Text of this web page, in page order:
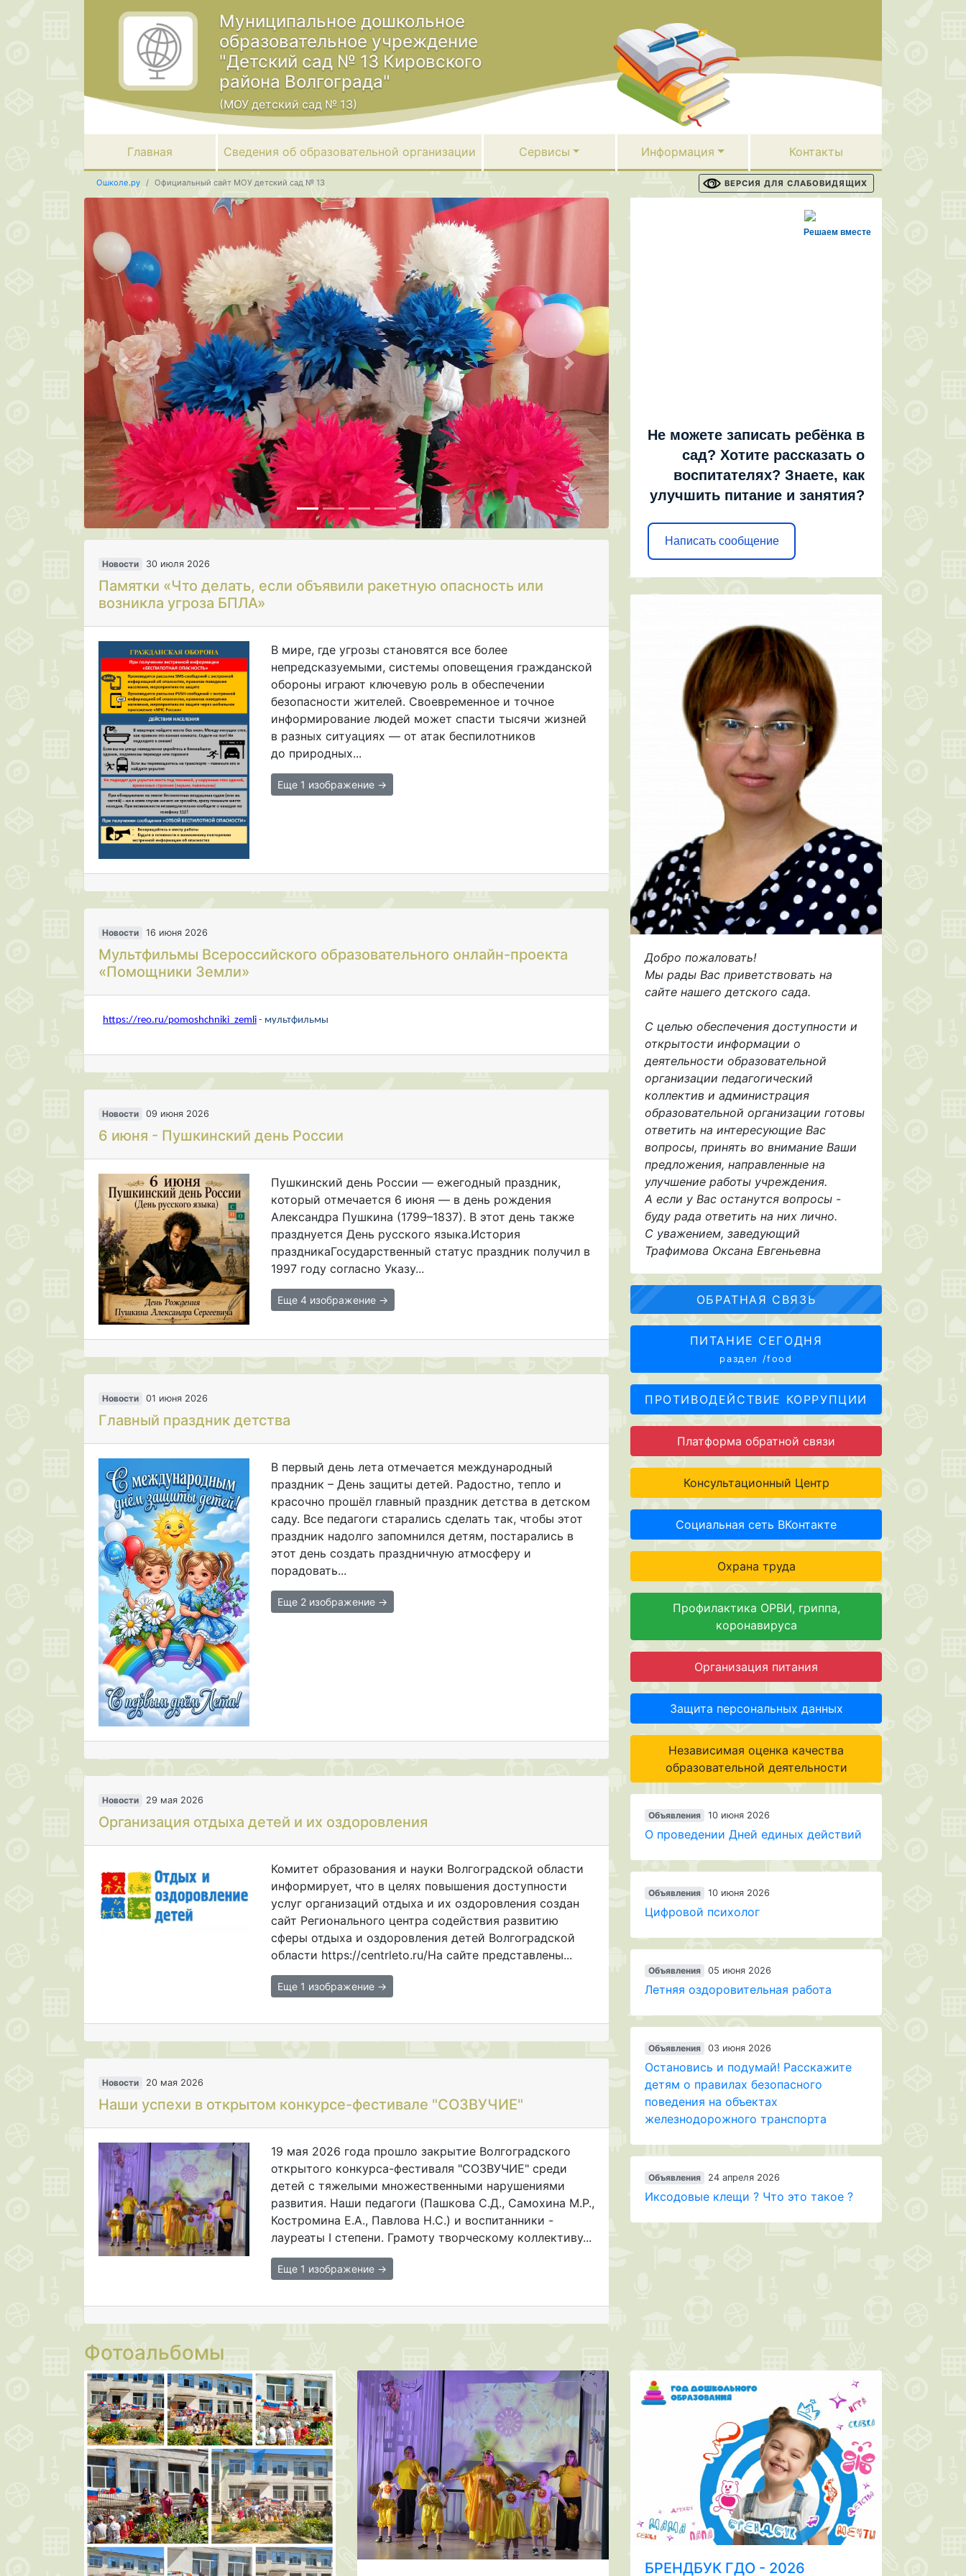
Муниципальное дошкольное
образовательное учреждение
"Детский сад № 13 Кировского
района Волгограда"
(МОУ детский сад № 13)
Главная Сведения об образовательной организации Сервисы Информация Контакты
Ошколе.ру Официальный сайт МОУ детский сад № 13 ВЕРСИЯ ДЛЯ СЛАБОВИДЯЩИХ
Предыдущая Следующая
Новости 30 июля 2026
Памятки «Что делать, если объявили ракетную опасность или
возникла угроза БПЛА»
В мире, где угрозы становятся все более
непредсказуемыми, системы оповещения гражданской
обороны играют ключевую роль в обеспечении
безопасности жителей. Своевременное и точное
информирование людей может спасти тысячи жизней
в разных ситуациях — от атак беспилотников
до природных...
Еще 1 изображение →
Новости 16 июня 2026
Мультфильмы Всероссийского образовательного онлайн-проекта
«Помощники Земли»
https://reo.ru/pomoshchniki_zemli - мультфильмы
Новости 09 июня 2026
6 июня - Пушкинский день России
Пушкинский день России — ежегодный праздник,
который отмечается 6 июня — в день рождения
Александра Пушкина (1799–1837). В этот день также
празднуется День русского языка.История
праздникаГосударственный статус праздник получил в
1997 году согласно Указу...
Еще 4 изображение →
Новости 01 июня 2026
Главный праздник детства
В первый день лета отмечается международный
праздник – День защиты детей. Радостно, тепло и
красочно прошёл главный праздник детства в детском
саду. Все педагоги старались сделать так, чтобы этот
праздник надолго запомнился детям, постарались в
этот день создать праздничную атмосферу и
порадовать...
Еще 2 изображение →
Новости 29 мая 2026
Организация отдыха детей и их оздоровления
Комитет образования и науки Волгоградской области
информирует, что в целях повышения доступности
услуг организаций отдыха и их оздоровления создан
сайт Регионального центра содействия развитию
сферы отдыха и оздоровления детей Волгоградской
области https://centrleto.ru/На сайте представлены...
Еще 1 изображение →
Новости 20 мая 2026
Наши успехи в открытом конкурсе-фестивале "СОЗВУЧИЕ"
19 мая 2026 года прошло закрытие Волгоградского
открытого конкурса-фестиваля "СОЗВУЧИЕ" среди
детей с тяжелыми множественными нарушениями
развития. Наши педагоги (Пашкова С.Д., Самохина М.Р.,
Костромина Е.А., Павлова Н.С.) и воспитанники -
лауреаты I степени. Грамоту творческому коллективу...
Еще 1 изображение →
Решаем вместе
Не можете записать ребёнка в
сад? Хотите рассказать о
воспитателях? Знаете, как
улучшить питание и занятия?
Написать сообщение
Добро пожаловать!
Мы рады Вас приветствовать на
сайте нашего детского сада.
С целью обеспечения доступности и
открытости информации о
деятельности образовательной
организации педагогический
коллектив и администрация
образовательной организации готовы
ответить на интересующие Вас
вопросы, принять во внимание Ваши
предложения, направленные на
улучшение работы учреждения.
А если у Вас останутся вопросы -
буду рада ответить на них лично.
С уважением, заведующий
Трафимова Оксана Евгеньевна
ОБРАТНАЯ СВЯЗЬ
ПИТАНИЕ СЕГОДНЯ
раздел /food
ПРОТИВОДЕЙСТВИЕ КОРРУПЦИИ
Платформа обратной связи
Консультационный Центр
Социальная сеть ВКонтакте
Охрана труда
Профилактика ОРВИ, гриппа,
коронавируса
Организация питания
Защита персональных данных
Независимая оценка качества
образовательной деятельности
Объявления 10 июня 2026
О проведении Дней единых действий
Объявления 10 июня 2026
Цифровой психолог
Объявления 05 июня 2026
Летняя оздоровительная работа
Объявления 03 июня 2026
Остановись и подумай! Расскажите
детям о правилах безопасного
поведения на объектах
железнодорожного транспорта
Объявления 24 апреля 2026
Иксодовые клещи ? Что это такое ?
Фотоальбомы
БРЕНДБУК ГДО - 2026